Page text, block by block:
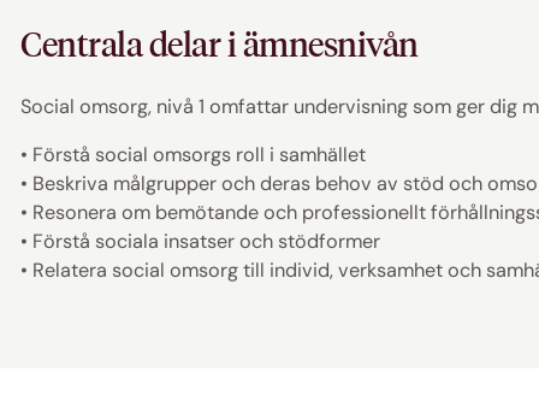
Centrala delar i ämnesnivån
Social omsorg, nivå 1 omfattar undervisning som ger dig
• Förstå social omsorgs roll i samhället
• Beskriva målgrupper och deras behov av stöd och
• Resonera om bemötande och professionellt
• Förstå sociala insatser och stödformer
• Relatera social omsorg till individ, verksamhet och